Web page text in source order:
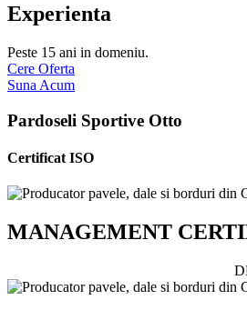
Experienta
Peste 15 ani in domeniu.
Cere Oferta
Suna Acum
Pardoseli Sportive Otto
Certificat ISO
MANAGEMENT